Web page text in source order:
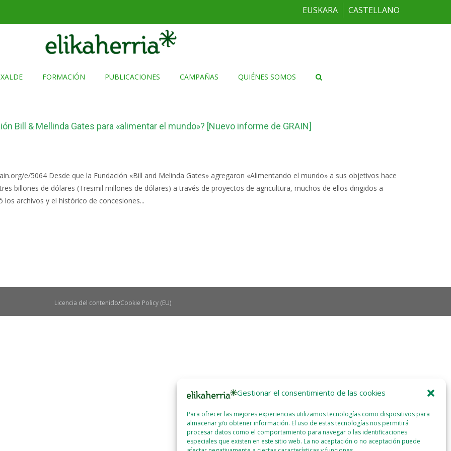
Gestionar el consentimiento de las cookies
Para ofrecer las mejores experiencias utilizamos tecnologías como dispositivos para
almacenar y/o obtener información. El uso de estas tecnologías nos permitirá
procesar datos como el comportamiento para navegar o las identificaciones
especiales que existen en este sitio web. La no aceptación o no aceptación puede
EUSKARA CASTELLANO
FORMACIÓN PUBLICACIONES CAMPAÑAS QUIÉNES SOMOS
Bill & Mellinda Gates para «alimentar el mundo»? [Nuevo informe de GRAIN]
e/5064 Desde que la Fundación «Bill and Melinda Gates» agregaron «Alimentando el mundo» a sus objetivos hace
billones de dólares (Tresmil millones de dólares) a través de proyectos de agricultura, muchos de ellos dirigidos a
los archivos y el histórico de concesiones...
Licencia del contenido Cookie Policy (EU)